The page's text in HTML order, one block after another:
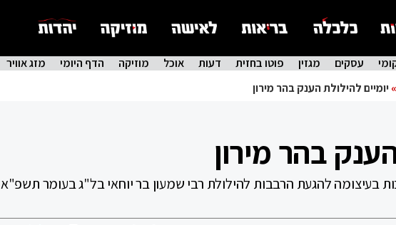
עסקים מגזין פוטו בחזית דעות אוכל מוזיקה הדף היומי מזג אוויר
»יומיים להילולת הענק בהר מירון
בהר מירון
בעיצומה להגעת הרבבות להילולת רבי שמעון בר יוחאי בל"ג בעומר תשפ"א